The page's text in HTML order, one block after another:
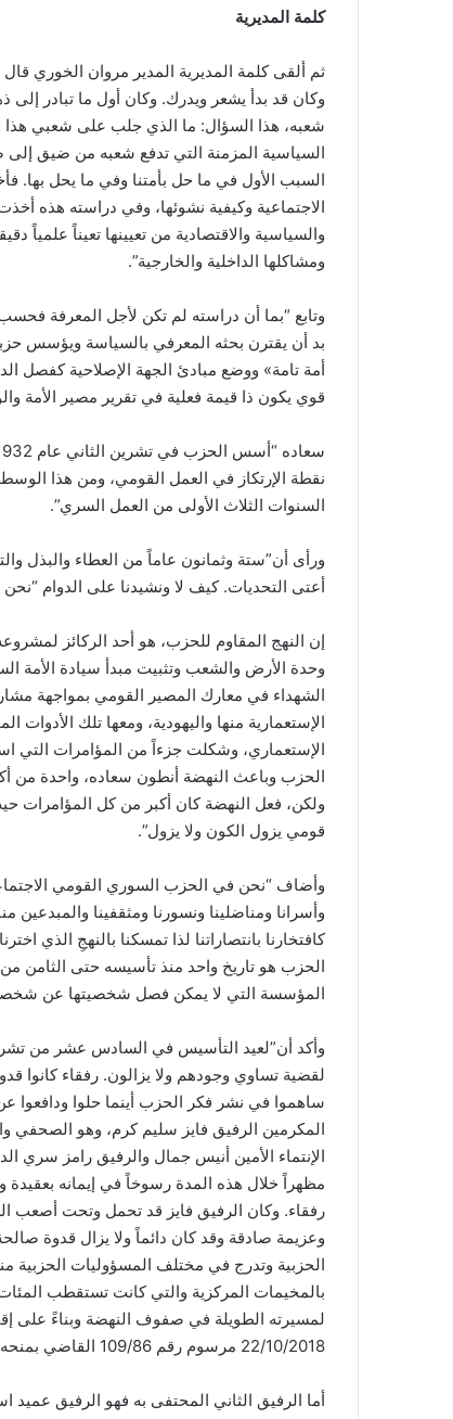
كلمة المديرية
وكان قد بدأ يشعر ويدرك. وكان أول ما تبادر
شعبه، هذا السؤال: ما الذي جلب على شعبي
السياسية المزمنة التي تدفع شعبه من ضيق
السبب الأول في ما حل بأمتنا وفي ما يحل بها.
الاجتماعية وكيفية نشوئها، وفي دراسته هذه
والسياسية والاقتصادية من تعيينها تعيناً علمياً
ومشاكلها الداخلية والخارجية”.
وتابع “بما أن دراسته لم تكن لأجل المعرفة
بد أن يقترن بحثه المعرفي بالسياسة ويؤسس
أمة تامة» ووضع مبادئ الجهة الإصلاحية كفصل
قوي يكون ذا قيمة فعلية في تقرير مصير الأمة
نقطة الإرتكاز في العمل القومي، ومن هذا
السنوات الثلاث الأولى من العمل السري”.
ورأى أن”ستة وثمانون عاماً من العطاء والبذل
أعتى التحديات. كيف لا ونشيدنا على الدوام “نحن
إن النهج المقاوم للحزب، هو أحد الركائز
وحدة الأرض والشعب وتثبيت مبدأ سيادة الأمة
الشهداء في معارك المصير القومي بمواجهة
الإستعمارية منها واليهودية، ومعها تلك الأدوات
الإستعماري، وشكلت جزءاً من المؤامرات التي
الحزب وباعث النهضة أنطون سعاده، واحدة من
ولكن، فعل النهضة كان أكبر من كل المؤامرات
قومي يزول الكون ولا يزول”.
وأضاف “نحن في الحزب السوري القومي الاجتماعي
وأسرانا ومناضلينا ونسورنا ومثقفينا
كافتخارنا بانتصاراتنا لذا تمسكنا بالنهجِ الذي
الحزب هو تاريخ واحد منذ تأسيسه حتى الثامن
المؤسسة التي لا يمكن فصل شخصيتها عن
وأكد أن”لعيد التأسيس في السادس عشر من تشرين
لقضية تساوي وجودهم ولا يزالون. رفقاء كانوا
ساهموا في نشر فكر الحزب أينما حلوا ودافعوا
الإنتماء الأمين أنيس جمال والرفيق رامز سري
مظهراً خلال هذه المدة رسوخاً في إيمانه
رفقاء. وكان الرفيق فايز قد تحمل وتحت أصعب
وعزيمة صادقة وقد كان دائماً ولا يزال قدوة
الحزبية وتدرج في مختلف المسؤوليات الحزبية
بالمخيمات المركزية والتي كانت تستقطب
لمسيرته الطويلة في صفوف النهضة وبناءً على
22/10/2018 مرسوم رقم 109/86 القاضي بمنحه “وسام الثبات”.